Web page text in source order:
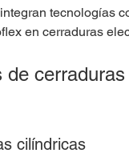
tecnologías
en cerraduras
de cerraduras
cilíndricas